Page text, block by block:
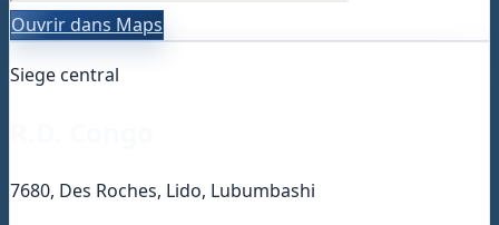
Ouvrir dans Maps
Siege central
7680, Des Roches, Lido, Lubumbashi